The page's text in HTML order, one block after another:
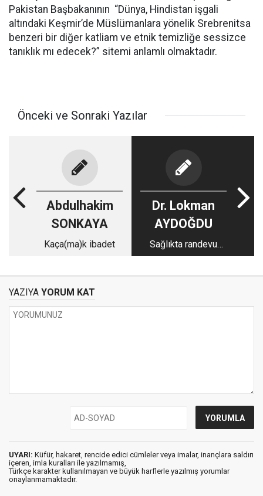
Pakistan Başbakanının “Dünya, Hindistan işgali
altındaki Keşmir’de Müslümanlara yönelik Srebrenitsa
benzeri bir diğer katliam ve etnik temizliğe sessizce
tanıklık mı edecek?” sitemi anlamlı olmaktadır.
Önceki ve Sonraki Yazılar
Abdulhakim
SONKAYA
Kaça(ma)k ibadet
Dr. Lokman
AYDOĞDU
Sağlıkta randevu
zulmünün çözüm
YAZIYA YORUM KAT
UYARI: Küfür, hakaret, rencide edici cümleler veya imalar, inançlara saldırı
içeren, imla kuralları ile yazılmamış,
Türkçe karakter kullanılmayan ve büyük harflerle yazılmış yorumlar
onaylanmamaktadır.